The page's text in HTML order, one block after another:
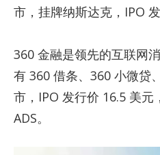
市，挂牌纳斯达克，IPO
360 金融是领先的互联网
有 360 借条、360 小微贷
市，IPO 发行价 16.5 美元
ADS。